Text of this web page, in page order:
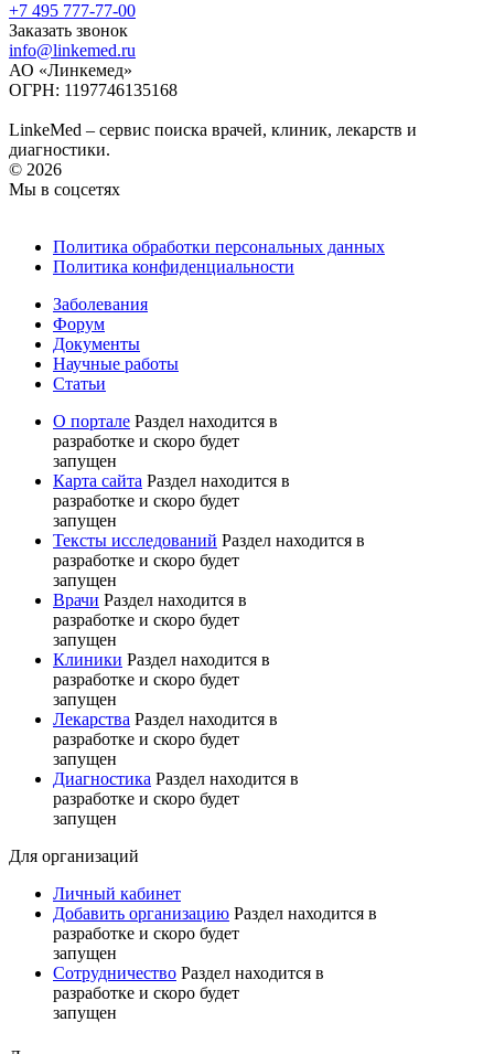
+7 495 777-77-00
Заказать звонок
info@linkemed.ru
АО «Линкемед»
ОГРН: 1197746135168
LinkeMed – сервис поиска врачей, клиник, лекарств и
диагностики.
© 2026
Мы в соцсетях
Политика обработки персональных данных
Политика конфиденциальности
Заболевания
Форум
Документы
Научные работы
Статьи
О портале Раздел находится в
разработке и скоро будет
запущен
Карта сайта Раздел находится в
разработке и скоро будет
запущен
Тексты исследований Раздел находится в
разработке и скоро будет
запущен
Врачи Раздел находится в
разработке и скоро будет
запущен
Клиники Раздел находится в
разработке и скоро будет
запущен
Лекарства Раздел находится в
разработке и скоро будет
запущен
Диагностика Раздел находится в
разработке и скоро будет
запущен
Для организаций
Личный кабинет
Добавить организацию Раздел находится в
разработке и скоро будет
запущен
Сотрудничество Раздел находится в
разработке и скоро будет
запущен